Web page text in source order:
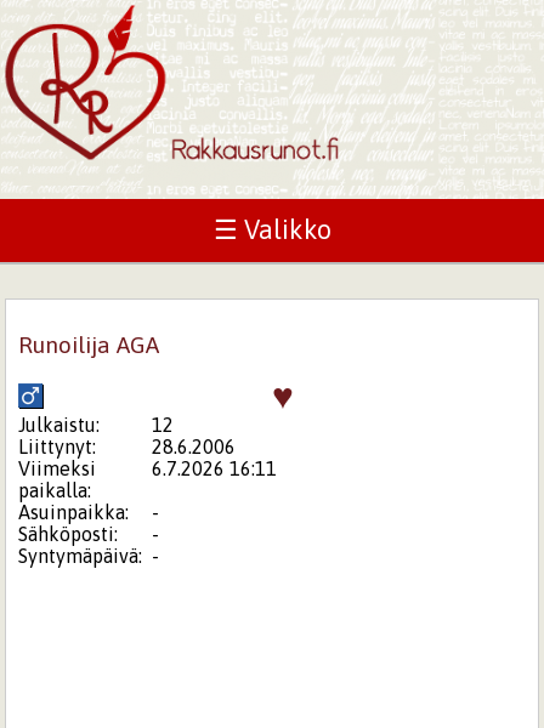
☰ Valikko
Runoilija AGA
♥
Julkaistu:
12
Liittynyt:
28.6.2006
Viimeksi
paikalla:
6.7.2026 16:11
Asuinpaikka:
-
Sähköposti:
-
Syntymäpäivä: -